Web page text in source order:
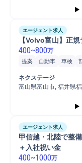
エージェント求人
【Volvo富山】正
400~800万
提案 自動車 車検
車両整備実施台数50台
ネクステージ
富山県富山市, 福井県
エージェント求人
甲信越・北陸で整
＋入社祝い金
400~1000万